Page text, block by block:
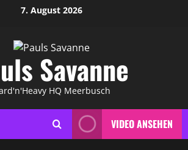
7. August 2026
Savanne
HQ Meerbusch
VIDEO ANSEHEN